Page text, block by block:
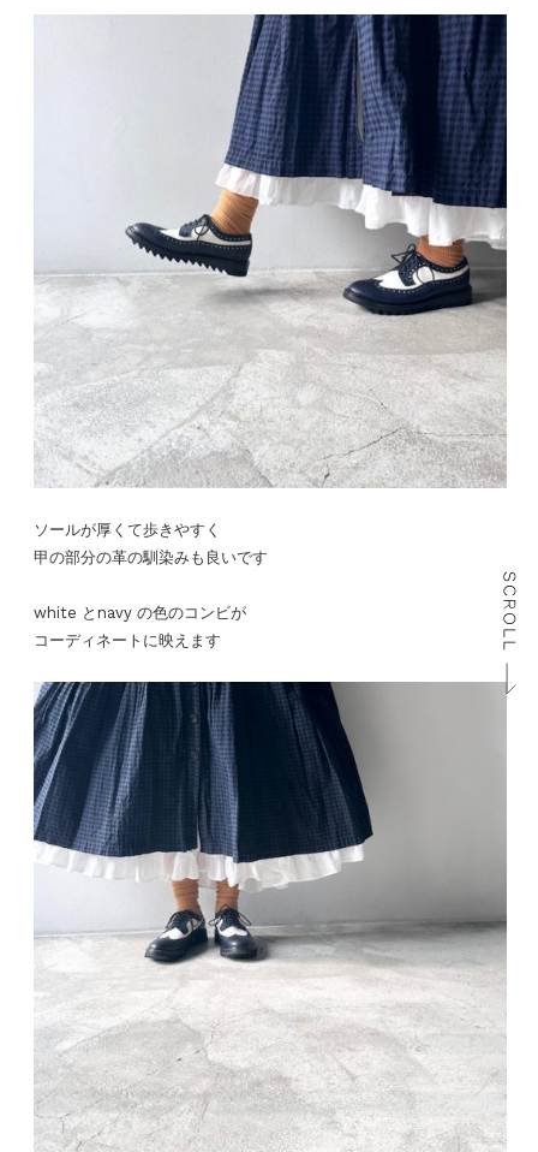
ソールが厚くて歩きやすく
甲の部分の革の馴染みも良いです
white とnavy の色のコンビが
コーディネートに映えます